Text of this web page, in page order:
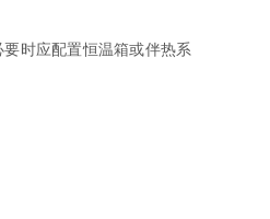
时应配置恒温箱或伴热系